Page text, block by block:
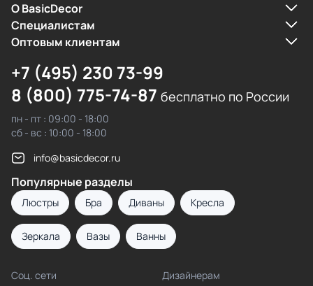
О BasicDecor
Cпециалистам
Оптовым клиентам
+7 (495) 230 73-99
8 (800) 775-74-87 бесплатно по России
пн - пт : 09:00 - 18:00
сб - вс : 10:00 - 18:00
info@basicdecor.ru
Популярные разделы
Люстры Бра Диваны Кресла
Зеркала Вазы Ванны
Соц. сети Дизайнерам